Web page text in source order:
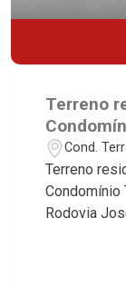
Terreno
próximo
Ribeirão
Cond.
Terreno
Condomínio
Rodovia
deste
selecionou para você: -